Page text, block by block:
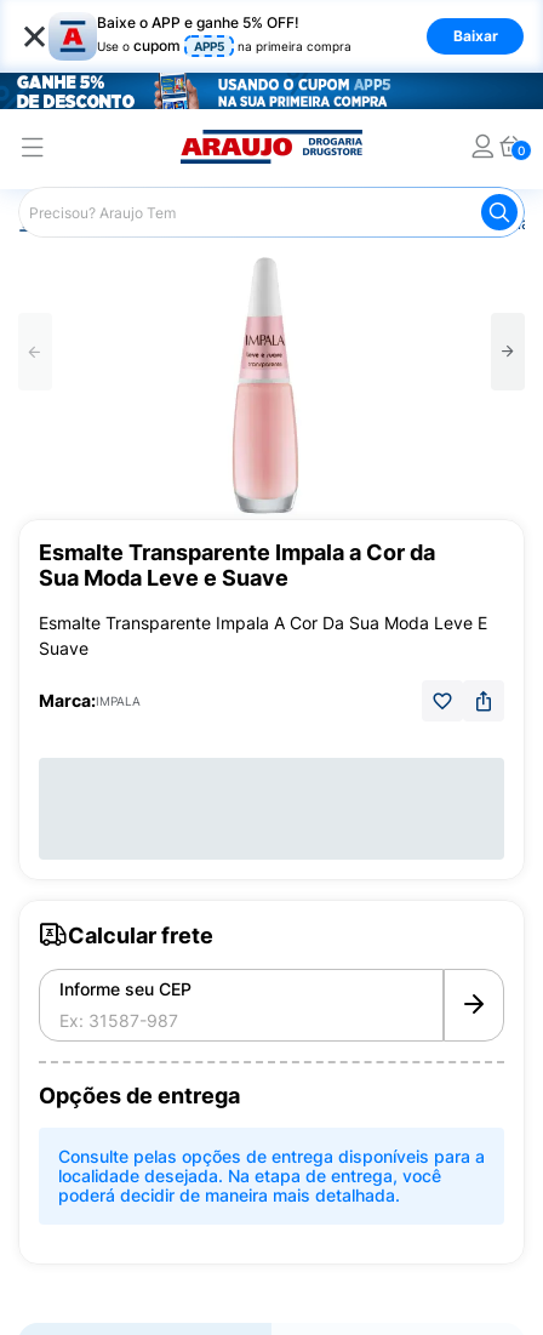
× Baixe o APP e ganhe 5% OFF!
Use o cupom APP5 na primeira compra
Baixar
0
Araujo Beleza e Cuidados
Esmalte Transparente Impala a Cor da
Sua Moda Leve e Suave
Esmalte Transparente Impala A Cor Da Sua Moda Leve E
Suave
Marca:IMPALA
Calcular frete
Informe seu CEP
Opções de entrega
Consulte pelas opções de entrega disponíveis para a
localidade desejada. Na etapa de entrega, você
poderá decidir de maneira mais detalhada.